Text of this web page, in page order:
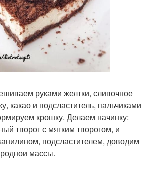
руками желтки, сливочное
какао и подсластитель, пальчиками
крошку. Делаем начинку:
творог с мягким творогом, и
подсластителем, доводим
массы.